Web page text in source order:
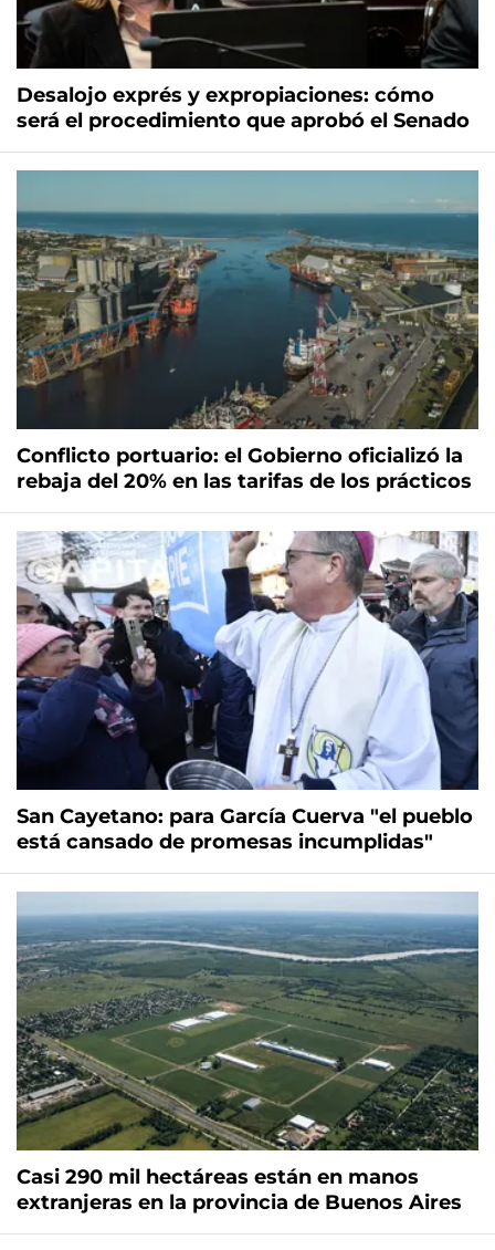
Desalojo exprés y expropiaciones: cómo
será el procedimiento que aprobó el Senado
Conflicto portuario: el Gobierno oficializó la
rebaja del 20% en las tarifas de los prácticos
San Cayetano: para García Cuerva "el pueblo
está cansado de promesas incumplidas"
Casi 290 mil hectáreas están en manos
extranjeras en la provincia de Buenos Aires